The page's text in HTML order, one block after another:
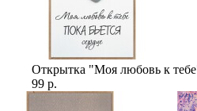
Открытка "Моя любовь к
99 р.